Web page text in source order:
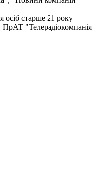
осіб старше 21 року
, ПрАТ "Телерадіокомпанія